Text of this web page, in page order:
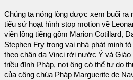
Chúng ta nóng lòng được xem buổi ra
tiểu sử hoạt hình stop motion về
viên lồng tiếng gồm Marion Cotillard,
Stephen Fry trong vai nhà phát minh
theo chân da Vinci rời nước Ý và Giáo
triều đình Pháp, nơi ông có thể tự do
của công chúa Pháp Marguerite de